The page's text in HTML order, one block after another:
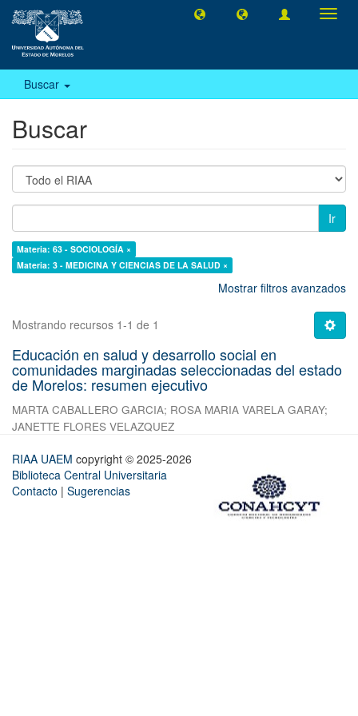
Buscar
Buscar
Ir
Materia: 63 - SOCIOLOGÍA ×
Materia: 3 - MEDICINA Y CIENCIAS DE LA SALUD ×
Mostrar filtros avanzados
Mostrando recursos 1-1 de 1
Educación en salud y desarrollo social en
comunidades marginadas seleccionadas del estado
de Morelos: resumen ejecutivo
MARTA CABALLERO GARCIA; ROSA MARIA VARELA GARAY;
JANETTE FLORES VELAZQUEZ
RIAA UAEM copyright © 2025-2026
Biblioteca Central Universitaria
Contacto | Sugerencias